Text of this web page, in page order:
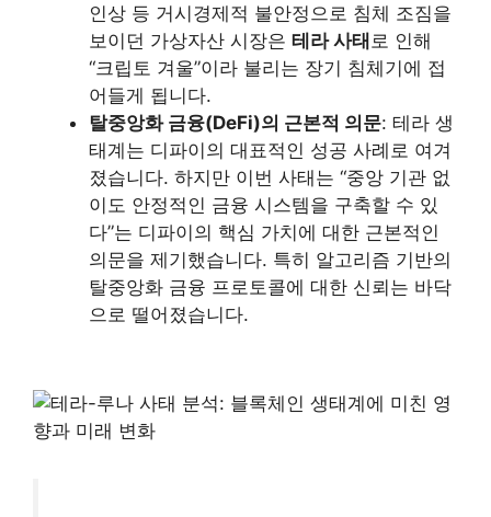
인상 등 거시경제적 불안정으로 침체 조짐을
보이던 가상자산 시장은 테라 사태 로 인해
“크립토 겨울”이라 불리는 장기 침체기에 접
어들게 됩니다.
탈중앙화 금융(DeFi)의 근본적 의문: 테라 생
태계는 디파이의 대표적인 성공 사례로 여겨
졌습니다. 하지만 이번 사태는 “중앙 기관 없
이도 안정적인 금융 시스템을 구축할 수 있
다”는 디파이의 핵심 가치에 대한 근본적인
의문을 제기했습니다. 특히 알고리즘 기반의
탈중앙화 금융 프로토콜에 대한 신뢰는 바닥
으로 떨어졌습니다.